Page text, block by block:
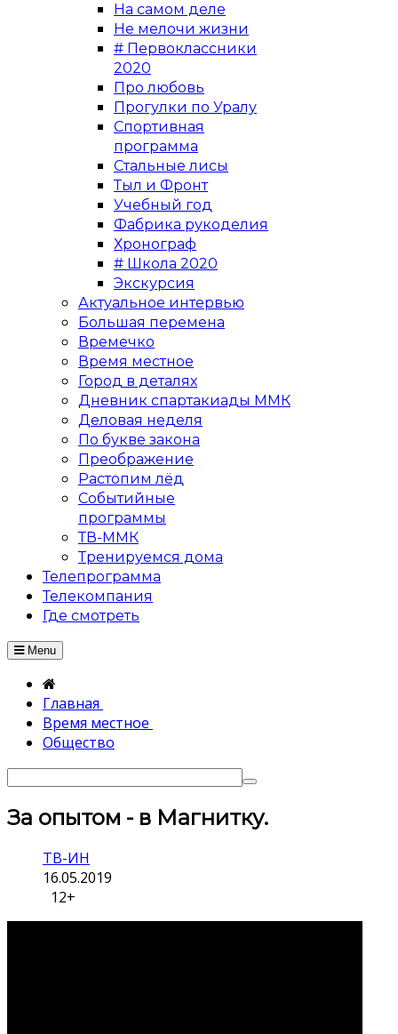
На самом деле
Не мелочи жизни
# Первоклассники
2020
Про любовь
Прогулки по Уралу
Спортивная
программа
Стальные лисы
Тыл и Фронт
Учебный год
Фабрика рукоделия
Хронограф
# Школа 2020
Экскурсия
Актуальное интервью
Большая перемена
Времечко
Время местное
Город в деталях
Дневник спартакиады ММК
Деловая неделя
По букве закона
Преображение
Растопим лёд
Событийные
программы
ТВ-ММК
Тренируемся дома
Телепрограмма
Телекомпания
Где смотреть
Menu
Главная
Время местное
Общество
За опытом - в Магнитку.
ТВ-ИН
16.05.2019
12+